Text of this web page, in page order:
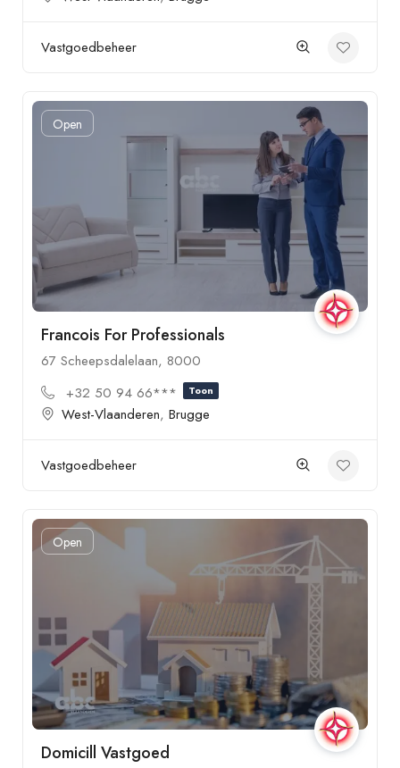
Vastgoedbeheer
Open
Francois For Professionals
67 Scheepsdalelaan, 8000
+32 50 94 66***
Toon
West-Vlaanderen, Brugge
Vastgoedbeheer
Open
Domicill Vastgoed